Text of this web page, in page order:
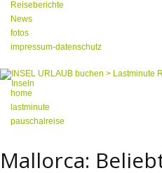
Reiseberichte
News
fotos
impressum-datenschutz
home
lastminute
pauschalreise
Mallorca: